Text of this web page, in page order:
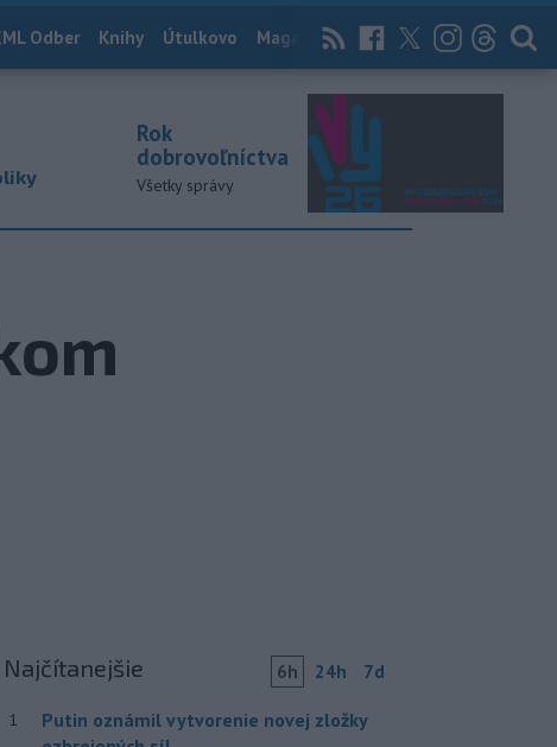
Odber Knihy Útulkovo Magazín News Now Archív
Rok
dobrovoľníctva
Všetky správy
Najčítanejšie 6h 24h 7d
1
Putin oznámil vytvorenie novej zložky